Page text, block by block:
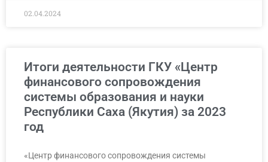
02.04.2024
Итоги деятельности ГКУ «Центр
финансового сопровождения
системы образования и науки
Республики Саха (Якутия) за 2023
год
«Центр финансового сопровождения системы